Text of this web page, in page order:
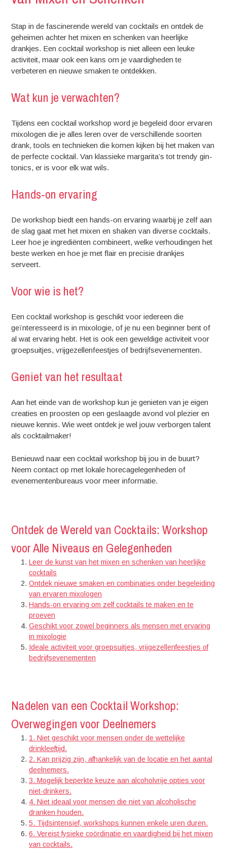
Stap in de fascinerende wereld van cocktails en ontdek de
geheimen achter het mixen en schenken van heerlijke
drankjes. Een cocktail workshop is niet alleen een leuke
activiteit, maar ook een kans om je vaardigheden te
verbeteren en nieuwe smaken te ontdekken.
Wat kun je verwachten?
Tijdens een cocktail workshop word je begeleid door ervaren
mixologen die je alles leren over de verschillende soorten
drank, tools en technieken die komen kijken bij het maken van
de perfecte cocktail. Van klassieke margarita’s tot trendy gin-
tonics, er is voor elk wat wils.
Hands-on ervaring
De workshop biedt een hands-on ervaring waarbij je zelf aan
de slag gaat met het mixen en shaken van diverse cocktails.
Leer hoe je ingrediënten combineert, welke verhoudingen het
beste werken en hoe je met flair en precisie drankjes
serveert.
Voor wie is het?
Een cocktail workshop is geschikt voor iedereen die
geïnteresseerd is in mixologie, of je nu een beginner bent of
al wat ervaring hebt. Het is ook een geweldige activiteit voor
groepsuitjes, vrijgezellenfeestjes of bedrijfsevenementen.
Geniet van het resultaat
Aan het einde van de workshop kun je genieten van je eigen
creaties en proosten op een geslaagde avond vol plezier en
nieuwe kennis. Wie weet ontdek je wel jouw verborgen talent
als cocktailmaker!
Benieuwd naar een cocktail workshop bij jou in de buurt?
Neem contact op met lokale horecagelegenheden of
evenementenbureaus voor meer informatie.
Ontdek de Wereld van Cocktails: Workshop
voor Alle Niveaus en Gelegenheden
Leer de kunst van het mixen en schenken van heerlijke
cocktails
Ontdek nieuwe smaken en combinaties onder begeleiding
van ervaren mixologen
Hands-on ervaring om zelf cocktails te maken en te
proeven
Geschikt voor zowel beginners als mensen met ervaring
in mixologie
Ideale activiteit voor groepsuitjes, vrijgezellenfeestjes of
bedrijfsevenementen
Nadelen van een Cocktail Workshop:
Overwegingen voor Deelnemers
1. Niet geschikt voor mensen onder de wettelijke
drinkleeftijd.
2. Kan prijzig zijn, afhankelijk van de locatie en het aantal
deelnemers.
3. Mogelijk beperkte keuze aan alcoholvrije opties voor
niet-drinkers.
4. Niet ideaal voor mensen die niet van alcoholische
dranken houden.
5. Tijdsintensief, workshops kunnen enkele uren duren.
6. Vereist fysieke coördinatie en vaardigheid bij het mixen
van cocktails.